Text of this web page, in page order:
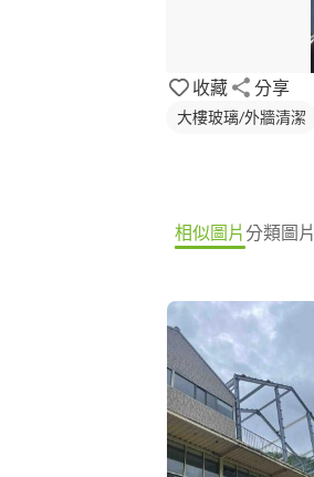
收藏 分享
大樓玻璃/外牆清潔
相似圖片分類圖片